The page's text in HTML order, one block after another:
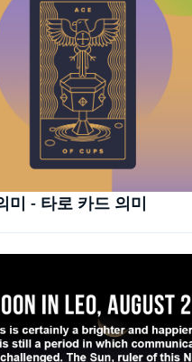
미 - 타로 카드 의미